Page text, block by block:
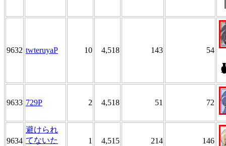
9632 twteruyaP 10 4,518 143 54
9633 729P 2 4,518 51 72
9634
避けられ
てないた
1 4,515 214 146